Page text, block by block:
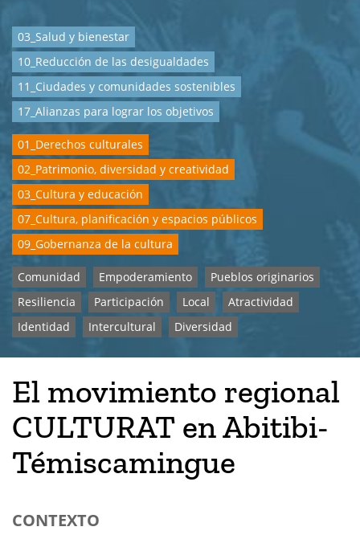
03_Salud y bienestar
10_Reducción de las desigualdades
11_Ciudades y comunidades sostenibles
17_Alianzas para lograr los objetivos
01_Derechos culturales
02_Patrimonio, diversidad y creatividad
03_Cultura y educación
07_Cultura, planificación y espacios públicos
09_Gobernanza de la cultura
Comunidad Empoderamiento
Pueblos originarios
Resiliencia
Participación Local
Atractividad
Identidad
Intercultural Diversidad
El movimiento regional
CULTURAT en Abitibi-
Témiscamingue
CONTEXTO